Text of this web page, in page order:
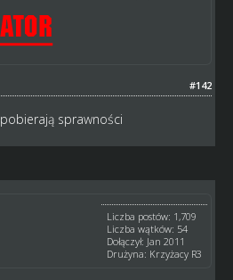
#142
sprawności
Liczba postów: 1,709
Liczba wątków: 54
Dołączył: Jan 2011
Drużyna: Krzyżacy R3